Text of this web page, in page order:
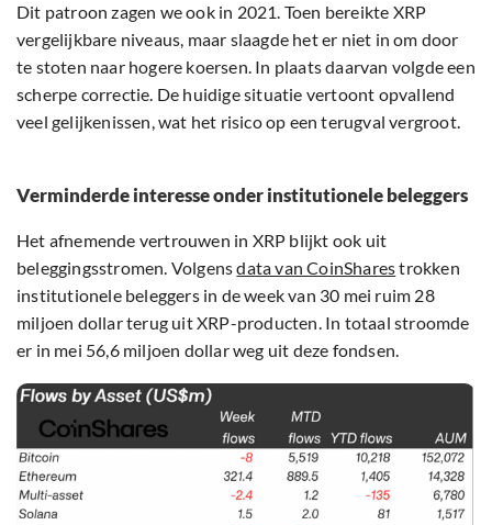
Dit patroon zagen we ook in 2021. Toen bereikte XRP
vergelijkbare niveaus, maar slaagde het er niet in om door
te stoten naar hogere koersen. In plaats daarvan volgde een
scherpe correctie. De huidige situatie vertoont opvallend
veel gelijkenissen, wat het risico op een terugval vergroot.
Verminderde interesse onder institutionele beleggers
Het afnemende vertrouwen in XRP blijkt ook uit
beleggingsstromen. Volgensdata van CoinSharestrokken
institutionele beleggers in de week van 30 mei ruim 28
miljoen dollar terug uit XRP-producten. In totaal stroomde
er in mei 56,6 miljoen dollar weg uit deze fondsen.